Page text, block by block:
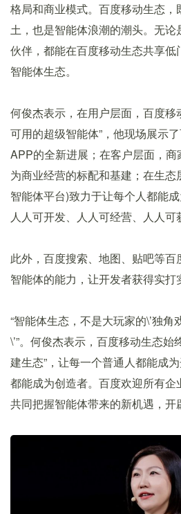
格局和商业模式。百度移动生态
土，也是智能体浪潮的潮头。无
伙伴，都能在百度移动生态共享
智能体生态。
何俊杰表示，在用户层面，百度移
可用的超级智能体”，他现场展示
APP的全新进展；在客户层面，
为商业经营的标配和基建；在生
智能体平台)致力于让每个人都能
人人可开发、人人可经营、人人可
此外，百度搜索、地图、贴吧等
智能体的能力，让开发者获得实打
“智能体生态，不是大玩家的\’独角
\’”。何俊杰表示，百度移动生态始
建生态”，让每一个普通人都能成
都能成为创造者。百度欢迎所有企
共同把握智能体带来的新机遇，开